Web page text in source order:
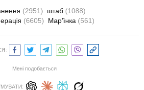
(2951) штаб (1088)
(6605) Мар’їнка (561)
Мені подобається